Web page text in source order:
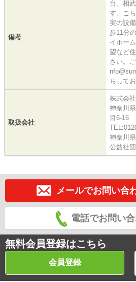
備考
台。相
す。こ
実の設
歩11分
イホー
望など
さい。
ちしてお
取扱会社
株式会
神奈川
目6-16
神奈川
公益社
メールでお問い合
電話でお問い
無料会員登録はこちら
会員登録